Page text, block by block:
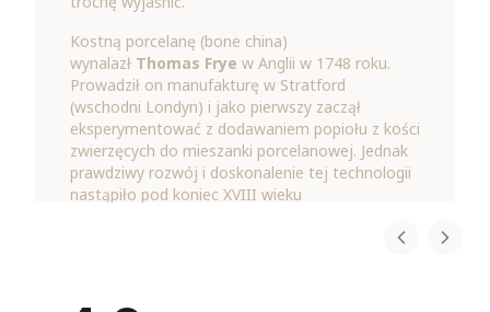
Kostną porcelanę (bone china)
wynalazł Thomas Frye w Anglii w 1748 roku.
Prowadził on manufakturę w Stratford
(wschodni Londyn) i jako pierwszy zaczął
eksperymentować z dodawaniem popiołu z kości
zwierzęcych do mieszanki porcelanowej. Jednak
prawdziwy rozwój i doskonalenie tej technologii
nastąpiło pod koniec XVIII wieku
opracował ostateczny skład i proces produkcji
bone china stała się wyjątkowo biała, lekka, a